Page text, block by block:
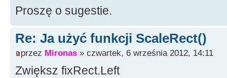
Proszę o sugestie.
Re: Ja użyć funkcji ScaleRect()
przez Mironas » czwartek, 6 września 2012, 14:11
Zwiększ fixRect.Left